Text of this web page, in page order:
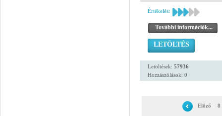
Értékelés:
További információk...
LETÖLTÉS
Letöltések: 57936
Hozzászólások: 0
Előző 8